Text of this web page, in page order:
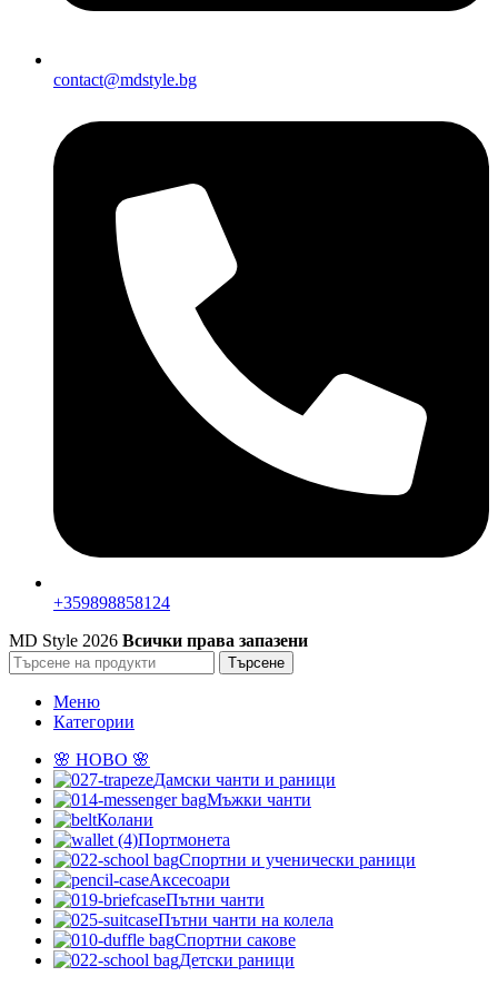
contact@mdstyle.bg
+359898858124
MD Style 2026 Всички права запазени
Търсене
Меню
Категории
🌸 НОВО 🌸
Дамски чанти и раници
Мъжки чанти
Колани
Портмонета
Спортни и ученически раници
Аксесоари
Пътни чанти
Пътни чанти на колела
Спортни сакове
Детски рaници